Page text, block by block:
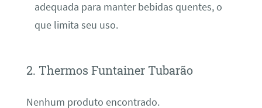
adequada para manter bebidas quentes, o
que limita seu uso.
2. Thermos Funtainer Tubarão
Nenhum produto encontrado.